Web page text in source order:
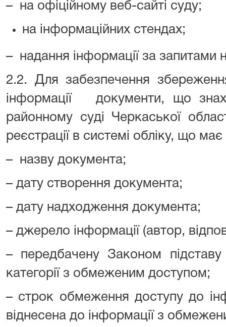
– на офіційному веб-сайті суду;
на інформаційних стендах;
– надання інформації за запитами
2.2. Для забезпечення
інформації документи, що
районному суді Черкаської
реєстрації в системі обліку, що має
– назву документа;
– дату створення документа;
– дату надходження документа;
– джерело інформації (автор,
– передбачену Законом підставу
категорії з обмеженим доступом;
– строк обмеження доступу до
віднесена до інформації з